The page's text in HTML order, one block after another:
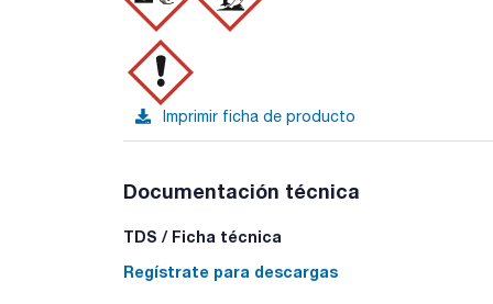
Imprimir ficha de producto
Documentación técnica
TDS / Ficha técnica
Regístrate para descargas